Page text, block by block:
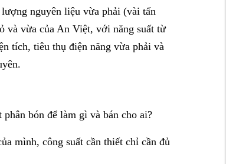
nguyên liệu vừa phải (vài tấn
và vừa của An Việt, với năng suất từ
tích, tiêu thụ điện năng vừa phải và
bón để làm gì và bán cho ai?
mình, công suất cần thiết chỉ cần đủ